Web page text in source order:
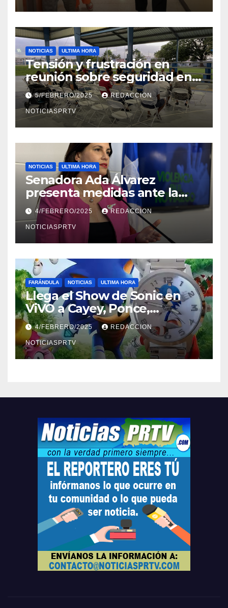
NOTICIAS ULTIMA HORA
Tensión y frustración en
reunión sobre seguridad en
Reparto Metropolitano
5/FEBRERO/2025 REDACCION
NOTICIASPRTV
NOTICIAS ULTIMA HORA
Senadora Ada Álvarez
presenta medidas ante la
violencia en el noviazgo
4/FEBRERO/2025 REDACCION
NOTICIASPRTV
FARÁNDULA NOTICIAS ULTIMA HORA
Llega el Show de Sonic en
ViVO a Cayey, Ponce,
Barceloneta y Humacao,
Relojes gratis para el que
compre ahora….
4/FEBRERO/2025 REDACCION
NOTICIASPRTV